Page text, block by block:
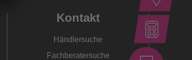
Kontakt
Händlersuche
Fachberatersuche